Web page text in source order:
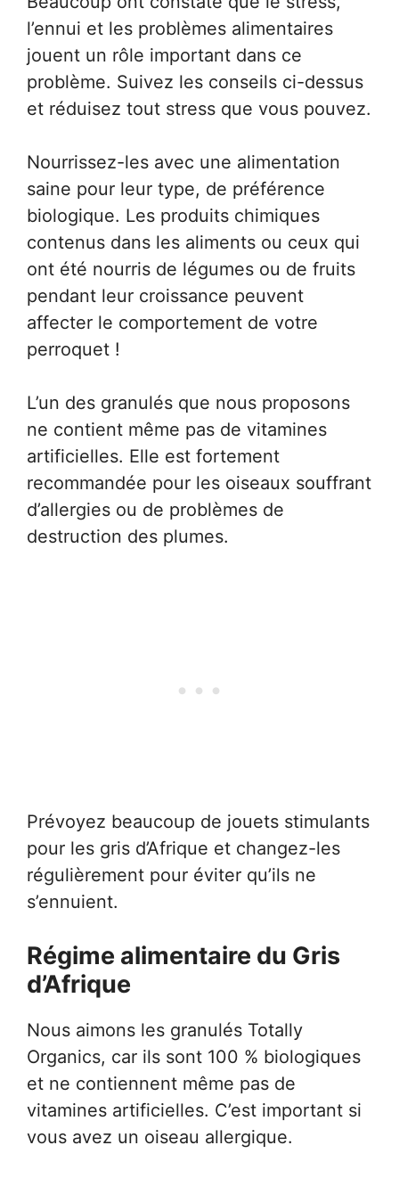
l’ennui et les problèmes alimentaires
jouent un rôle important dans ce
problème. Suivez les conseils ci-dessus
et réduisez tout stress que vous pouvez.
Nourrissez-les avec une alimentation
saine pour leur type, de préférence
biologique. Les produits chimiques
contenus dans les aliments ou ceux qui
ont été nourris de légumes ou de fruits
pendant leur croissance peuvent
affecter le comportement de votre
perroquet !
L’un des granulés que nous proposons
ne contient même pas de vitamines
artificielles. Elle est fortement
recommandée pour les oiseaux souffrant
d’allergies ou de problèmes de
destruction des plumes.
Prévoyez beaucoup de jouets stimulants
pour les gris d’Afrique et changez-les
régulièrement pour éviter qu’ils ne
s’ennuient.
Régime alimentaire du Gris
d’Afrique
Nous aimons les granulés Totally
Organics, car ils sont 100 % biologiques
et ne contiennent même pas de
vitamines artificielles. C’est important si
vous avez un oiseau allergique.